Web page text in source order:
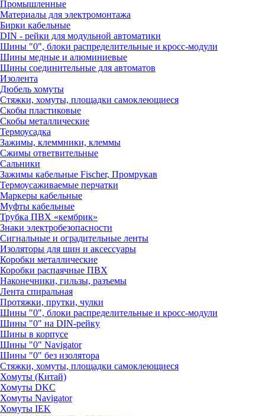
Промышленные
Материалы для электромонтажа
Бирки кабельные
DIN - рейки для модульной автоматики
Шины "0", блоки распределительные и кросс-модули
Шины медные и алюминиевые
Шины соединительные для автоматов
Изолента
Дюбель хомуты
Стяжки, хомуты, площадки самоклеющиеся
Скобы пластиковые
Скобы металлические
Термоусадка
Зажимы, клеммники, клеммы
Сжимы ответвительные
Сальники
Зажимы кабельные Fischer, Промрукав
Термоусаживаемые перчатки
Маркеры кабельные
Муфты кабельные
Трубка ПВХ «кембрик»
Знаки электробезопасности
Сигнальные и оградительные ленты
Изоляторы для шин и аксессуары
Коробки металлические
Коробки распаячные ПВХ
Наконечники, гильзы, разъемы
Лента спиральная
Протяжки, прутки, чулки
Шины "0", блоки распределительные и кросс-модули
Шины "0" на DIN-рейку
Шины в корпусе
Шины "0" Navigator
Шины "0" без изолятора
Стяжки, хомуты, площадки самоклеющиеся
Хомуты (Китай)
Хомуты DKC
Хомуты Navigator
Хомуты IEK